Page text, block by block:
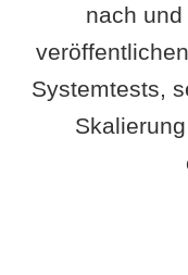
nach
Systemtests,